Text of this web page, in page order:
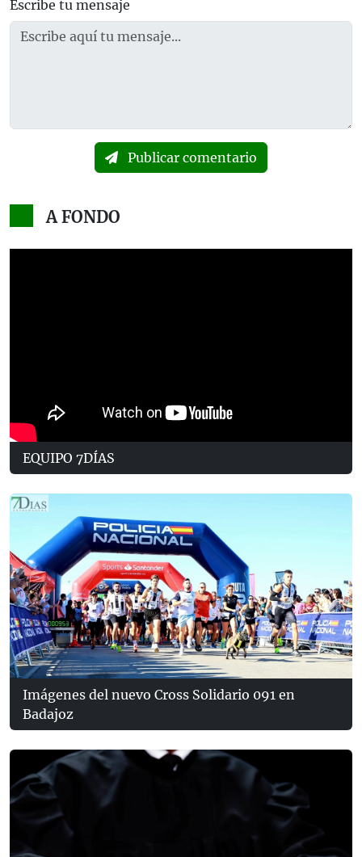
Escribe tu mensaje
Publicar comentario
A FONDO
EQUIPO 7DÍAS
Imágenes del nuevo Cross Solidario 091 en
Badajoz